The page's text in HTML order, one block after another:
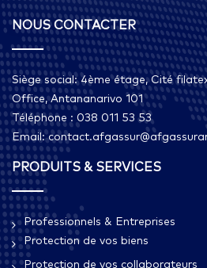
NOUS CONTACTER
Siège social: 4ème étage, Cité
Office, Antananarivo 101
Téléphone : 038 011 53 53
Email:
PRODUITS & SERVICES
Professionnels & Entreprises
Protection de vos biens
Protection de vos collaborateurs